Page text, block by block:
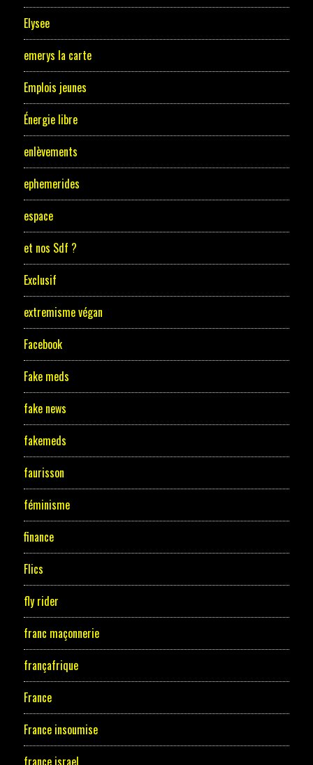
Elysee
emerys la carte
Emplois jeunes
Énergie libre
enlèvements
ephemerides
espace
et nos Sdf ?
Exclusif
extremisme végan
Facebook
Fake meds
fake news
fakemeds
faurisson
féminisme
finance
Flics
fly rider
franc maçonnerie
françafrique
France
France insoumise
france israel